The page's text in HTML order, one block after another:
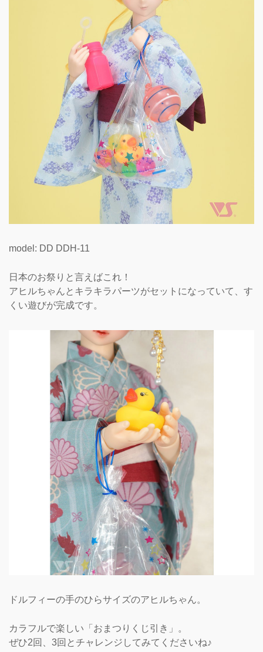
model: DD DDH-11
日本のお祭りと言えばこれ！
アヒルちゃんとキラキラパーツがセットになっていて、す
くい遊びが完成です。
ドルフィーの手のひらサイズのアヒルちゃん。
カラフルで楽しい「おまつりくじ引き」。
ぜひ2回、3回とチャレンジしてみてくださいね♪